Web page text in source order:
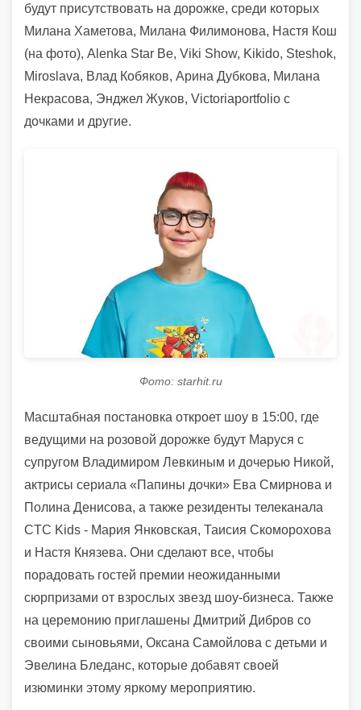
будут присутствовать на дорожке, среди которых
Милана Хаметова, Милана Филимонова, Настя Кош
(на фото), Alenka Star Be, Viki Show, Kikido, Steshok,
Miroslava, Влад Кобяков, Арина Дубкова, Милана
Некрасова, Энджел Жуков, Victoriaportfolio с
дочками и другие.
Фото: starhit.ru
Масштабная постановка откроет шоу в 15:00, где
ведущими на розовой дорожке будут Маруся с
супругом Владимиром Левкиным и дочерью Никой,
актрисы сериала «Папины дочки» Ева Смирнова и
Полина Денисова, а также резиденты телеканала
CTC Kids - Мария Янковская, Таисия Скоморохова
и Настя Князева. Они сделают все, чтобы
порадовать гостей премии неожиданными
сюрпризами от взрослых звезд шоу-бизнеса. Также
на церемонию приглашены Дмитрий Дибров со
своими сыновьями, Оксана Самойлова с детьми и
Эвелина Бледанс, которые добавят своей
изюминки этому яркому мероприятию.